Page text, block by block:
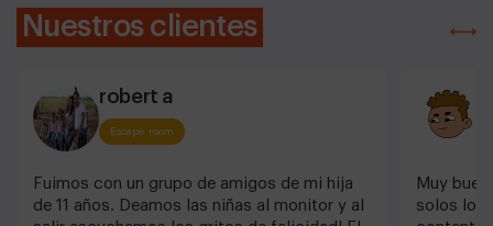
Nuestros clientes
robert a
Escape room
Fuimos con un grupo de amigos de mi hija
de 11 años. Deamos las niñas al monitor y al
Muy
solos los